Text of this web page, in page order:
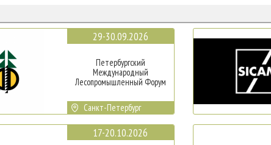
29-30.09.2026
Петербургский
Международный
Лесопромышленный Форум
Санкт-Петербург
17-20.10.2026